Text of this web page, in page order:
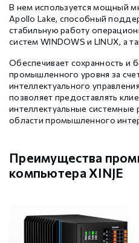
В нем используется мощный
Apollo Lake, способный
стабильную работу
систем WINDOWS и LINUX, а
Обеспечивает сохранность и
промышленного уровня за
интеллектуального
позволяет предоставлять
интеллектуальные системные
области промышленного
Преимущества
компьютера XINJE
Стабур
Xinje XG
Xinje Аксессуары
Беспроводное
Xinje Аксессуары
Серводрайверы Xinje DL6
Серводвигатели Xinje MF3
Шаговые драйверы Xinje
импульсные с разомкнутым
Шаговые драйверы Xinje
замкнутым контуром)
Шаговые драйверы Xinje
разомкнутым контуром)
Шаговые двигатели MP3 с
Аксессуары Xinje